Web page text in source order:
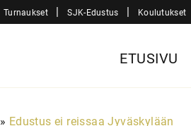
Turnaukset | SJK-Edustus | Koulutukset
ETUSIVU
» Edustus ei reissaa Jyväskylään